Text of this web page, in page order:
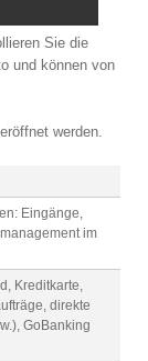
Sie die
und können von
werden.
Eingänge,
im
Kreditkarte,
direkte
GoBanking